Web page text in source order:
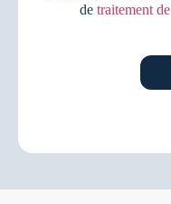
detraitement